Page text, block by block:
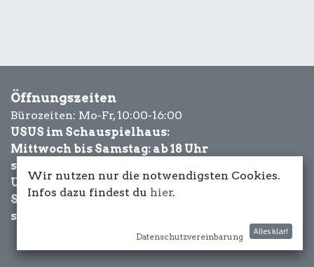
Öffnungszeiten
Bürozeiten: Mo-Fr, 10:00-16:00
USUS im Schauspielhaus:
Mittwoch bis Samstag: ab 18 Uhr
sowie Eventbezogen.
USUS am Wasser:
Schönwetter-
sowie Eventbezogen.
Wir nutzen nur die notwendigsten Cookies.
Infos dazu findest du hier.
Datenschutzvereinbarung
Alles klar!